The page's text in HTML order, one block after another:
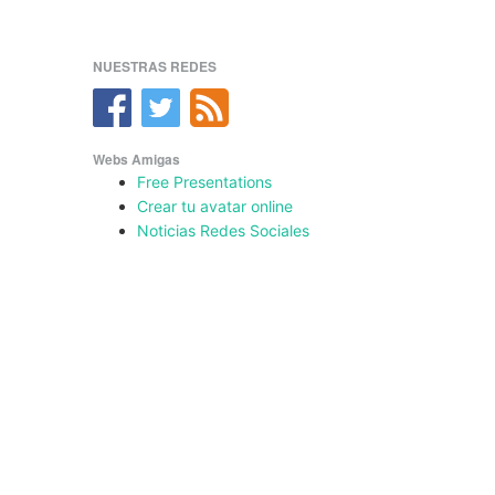
NUESTRAS REDES
Webs Amigas
Free Presentations
Crear tu avatar online
Noticias Redes Sociales